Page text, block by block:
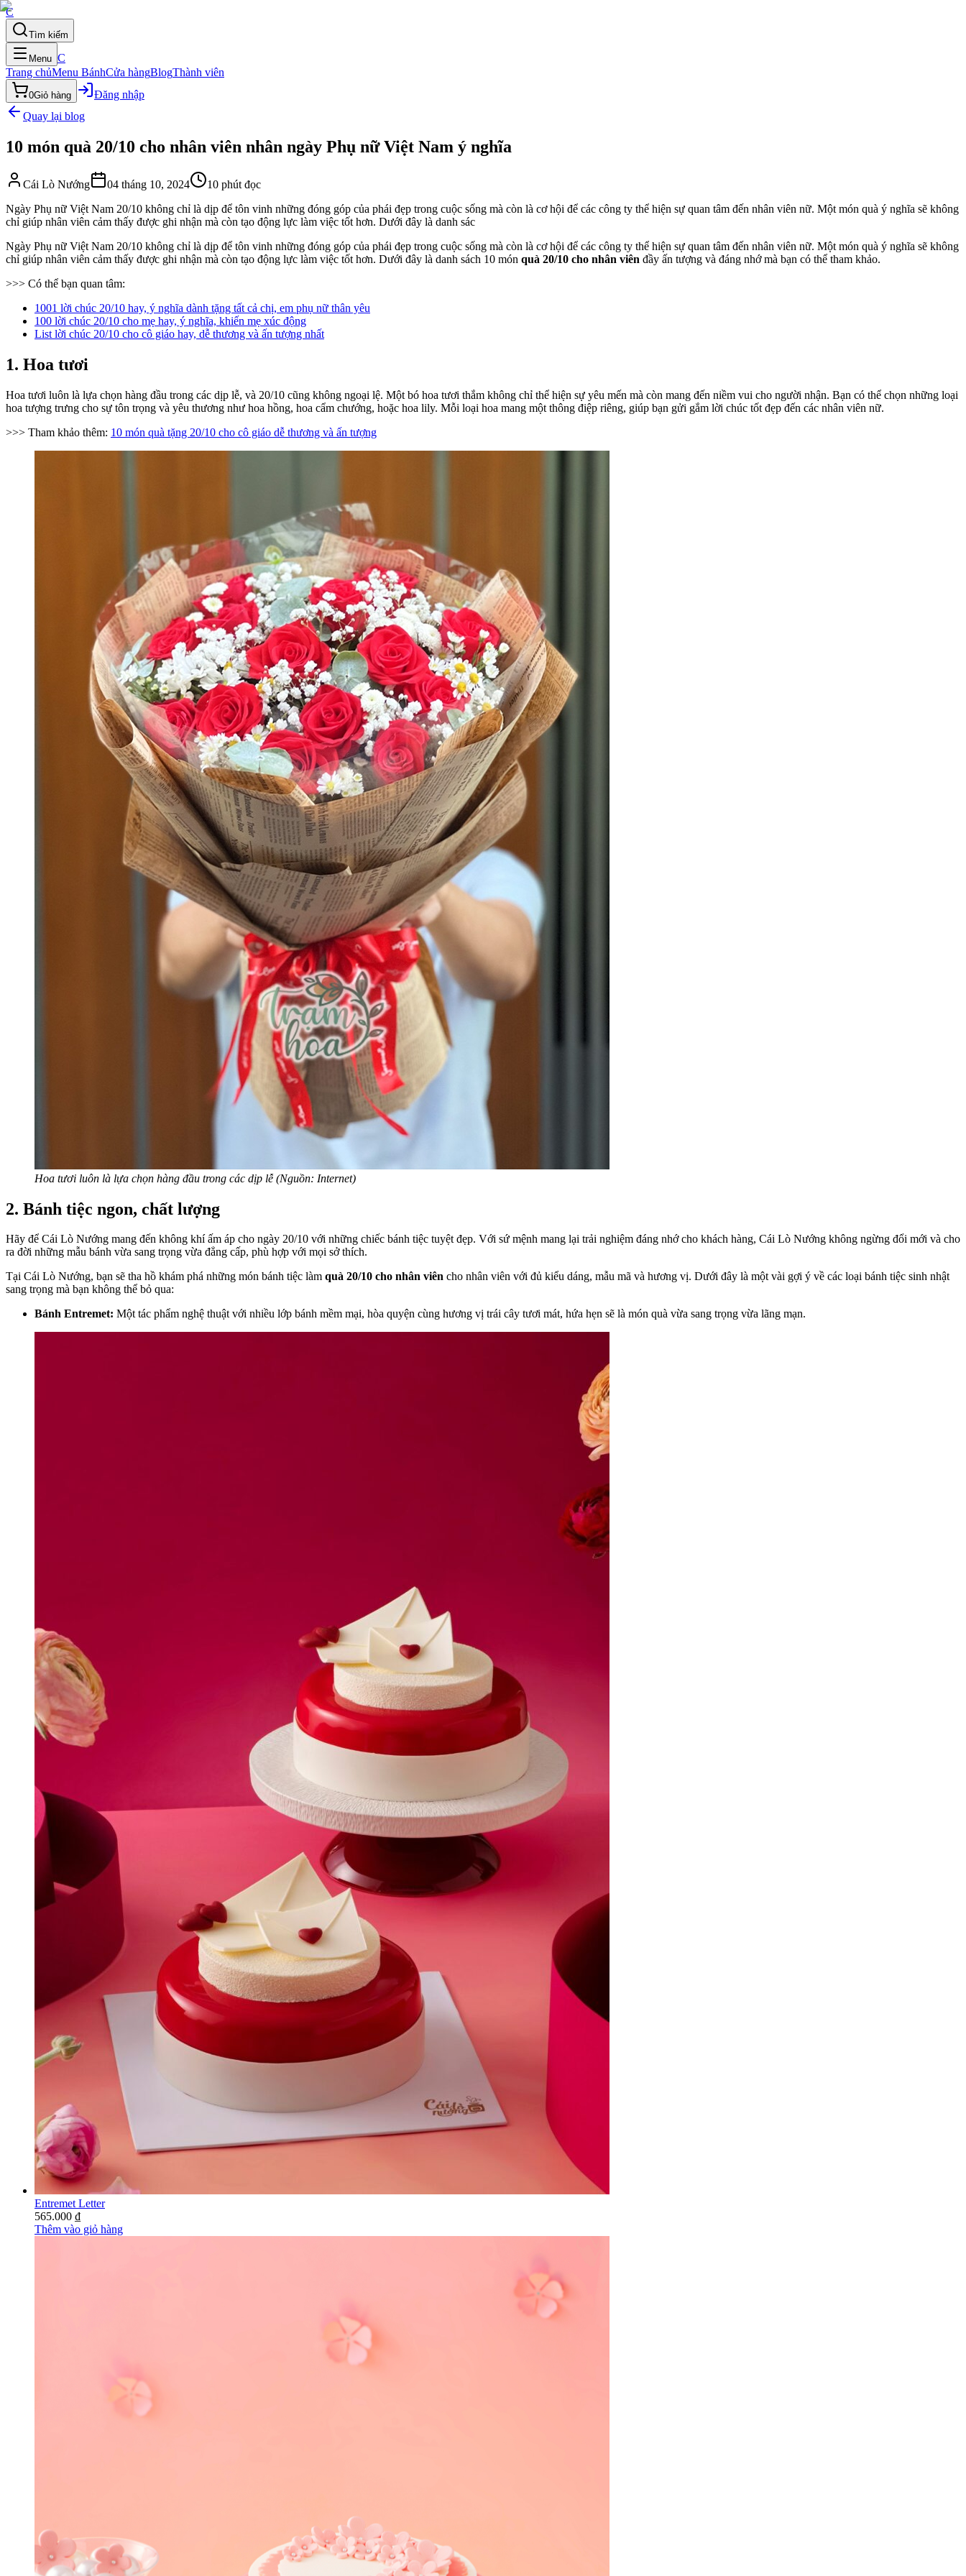
C
Tìm kiếm
Menu C
Trang chủMenu BánhCửa hàngBlogThành viên
0Giỏ hàng
Đăng nhập
Quay lại blog
10 món quà 20/10 cho nhân viên nhân ngày Phụ nữ Việt Nam ý nghĩa
Cái Lò Nướng 04 tháng 10, 2024 10 phút đọc
Ngày Phụ nữ Việt Nam 20/10 không chỉ là dịp để tôn vinh những đóng góp của phái đẹp trong cuộc sống mà còn là cơ hội để các công ty thể hiện sự quan tâm đến nhân viên nữ. Một món quà ý nghĩa sẽ không
chỉ giúp nhân viên cảm thấy được ghi nhận mà còn tạo động lực làm việc tốt hơn. Dưới đây là danh sác
Ngày Phụ nữ Việt Nam 20/10 không chỉ là dịp để tôn vinh những đóng góp của phái đẹp trong cuộc sống mà còn là cơ hội để các công ty thể hiện sự quan tâm đến nhân viên nữ. Một món quà ý nghĩa sẽ không
chỉ giúp nhân viên cảm thấy được ghi nhận mà còn tạo động lực làm việc tốt hơn. Dưới đây là danh sách 10 món quà 20/10 cho nhân viên đầy ấn tượng và đáng nhớ mà bạn có thể tham khảo.
>>> Có thể bạn quan tâm:
1001 lời chúc 20/10 hay, ý nghĩa dành tặng tất cả chị, em phụ nữ thân yêu
100 lời chúc 20/10 cho mẹ hay, ý nghĩa, khiến mẹ xúc động
List lời chúc 20/10 cho cô giáo hay, dễ thương và ấn tượng nhất
1. Hoa tươi
Hoa tươi luôn là lựa chọn hàng đầu trong các dịp lễ, và 20/10 cũng không ngoại lệ. Một bó hoa tươi thắm không chỉ thể hiện sự yêu mến mà còn mang đến niềm vui cho người nhận. Bạn có thể chọn những loại
hoa tượng trưng cho sự tôn trọng và yêu thương như hoa hồng, hoa cẩm chướng, hoặc hoa lily. Mỗi loại hoa mang một thông điệp riêng, giúp bạn gửi gắm lời chúc tốt đẹp đến các nhân viên nữ.
>>> Tham khảo thêm: 10 món quà tặng 20/10 cho cô giáo dễ thương và ấn tượng
Hoa tươi luôn là lựa chọn hàng đầu trong các dịp lễ (Nguồn: Internet)
2. Bánh tiệc ngon, chất lượng
Hãy để Cái Lò Nướng mang đến không khí ấm áp cho ngày 20/10 với những chiếc bánh tiệc tuyệt đẹp. Với sứ mệnh mang lại trải nghiệm đáng nhớ cho khách hàng, Cái Lò Nướng không ngừng đổi mới và cho
ra đời những mẫu bánh vừa sang trọng vừa đẳng cấp, phù hợp với mọi sở thích.
Tại Cái Lò Nướng, bạn sẽ tha hồ khám phá những món bánh tiệc làm quà 20/10 cho nhân viên cho nhân viên với đủ kiểu dáng, mẫu mã và hương vị. Dưới đây là một vài gợi ý về các loại bánh tiệc sinh nhật
sang trọng mà bạn không thể bỏ qua:
Bánh Entremet: Một tác phẩm nghệ thuật với nhiều lớp bánh mềm mại, hòa quyện cùng hương vị trái cây tươi mát, hứa hẹn sẽ là món quà vừa sang trọng vừa lãng mạn.
Entremet Letter
565.000 ₫
Thêm vào giỏ hàng